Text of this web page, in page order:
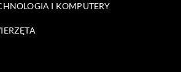
I KOMPUTERY